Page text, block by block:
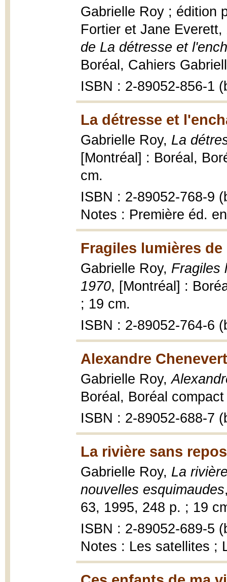
Gabrielle Roy ; édition
Fortier et Jane Everett,
de La détresse et
Boréal, Cahiers
ISBN : 2-89052-856-1
La détresse et
Gabrielle Roy, La
[Montréal] : Boréal,
cm.
ISBN : 2-89052-768-9
Notes : Première éd.
Fragiles lumières de
Gabrielle Roy, Fragiles
1970, [Montréal] :
; 19 cm.
ISBN : 2-89052-764-6
Alexandre
Gabrielle Roy,
Boréal, Boréal
ISBN : 2-89052-688-7
La rivière sans
Gabrielle Roy, La
nouvelles esquimaudes
63, 1995, 248 p. ; 19
ISBN : 2-89052-689-5
Notes : Les satellites ;